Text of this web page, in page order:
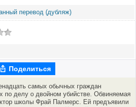
перевод (дубляж)
Поделиться
самых обычных граждан
по делу о двойном убийстве. Обвиняемая
школы Фрай Палмерс. Ей предъявили